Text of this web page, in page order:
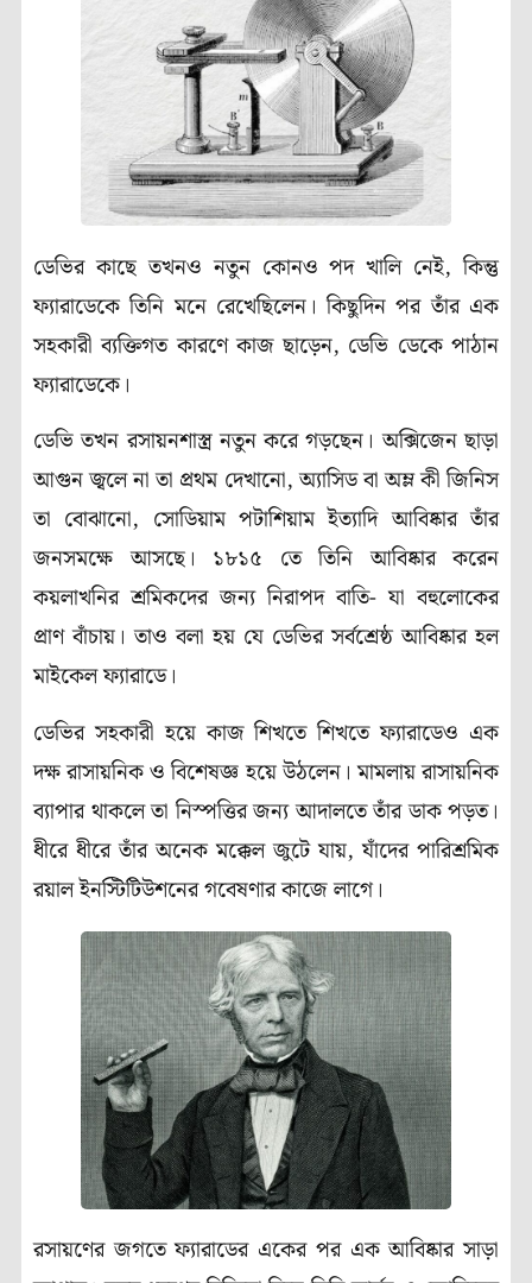
ডেভির কাছে তখনও নতুন কোনও পদ খালি নেই, কিন্তু
ফ্যারাডেকে তিনি মনে রেখেছিলেন। কিছুদিন পর তাঁর এক
সহকারী ব্যক্তিগত কারণে কাজ ছাড়েন, ডেভি ডেকে পাঠান
ফ্যারাডেকে।
ডেভি তখন রসায়নশাস্ত্র নতুন করে গড়ছেন। অক্সিজেন ছাড়া
আগুন জ্বলে না তা প্রথম দেখানো, অ্যাসিড বা অম্ল কী জিনিস
তা বোঝানো, সোডিয়াম পটাশিয়াম ইত্যাদি আবিষ্কার তাঁর
জনসমক্ষে আসছে। ১৮১৫ তে তিনি আবিষ্কার করেন
কয়লাখনির শ্রমিকদের জন্য নিরাপদ বাতি- যা বহুলোকের
প্রাণ বাঁচায়। তাও বলা হয় যে ডেভির সর্বশ্রেষ্ঠ আবিষ্কার হল
মাইকেল ফ্যারাডে।
ডেভির সহকারী হয়ে কাজ শিখতে শিখতে ফ্যারাডেও এক
দক্ষ রাসায়নিক ও বিশেষজ্ঞ হয়ে উঠলেন। মামলায় রাসায়নিক
ব্যাপার থাকলে তা নিস্পত্তির জন্য আদালতে তাঁর ডাক পড়ত।
ধীরে ধীরে তাঁর অনেক মক্কেল জুটে যায়, যাঁদের পারিশ্রমিক
রয়াল ইনস্টিটিউশনের গবেষণার কাজে লাগে।
রসায়ণের জগতে ফ্যারাডের একের পর এক আবিষ্কার সাড়া